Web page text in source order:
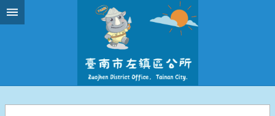
跳到主要內容區塊